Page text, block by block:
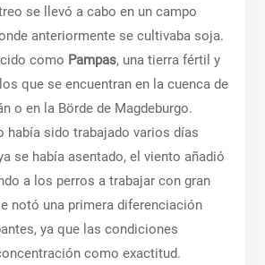
se llevó a cabo en un campo
anteriormente se cultivaba soja.
como Pampas, una tierra fértil y
que se encuentran en la cuenca de
o en la Börde de Magdeburgo.
había sido trabajado varios días
se había asentado, el viento añadió
a los perros a trabajar con gran
notó una primera diferenciación
ya que las condiciones
como exactitud.